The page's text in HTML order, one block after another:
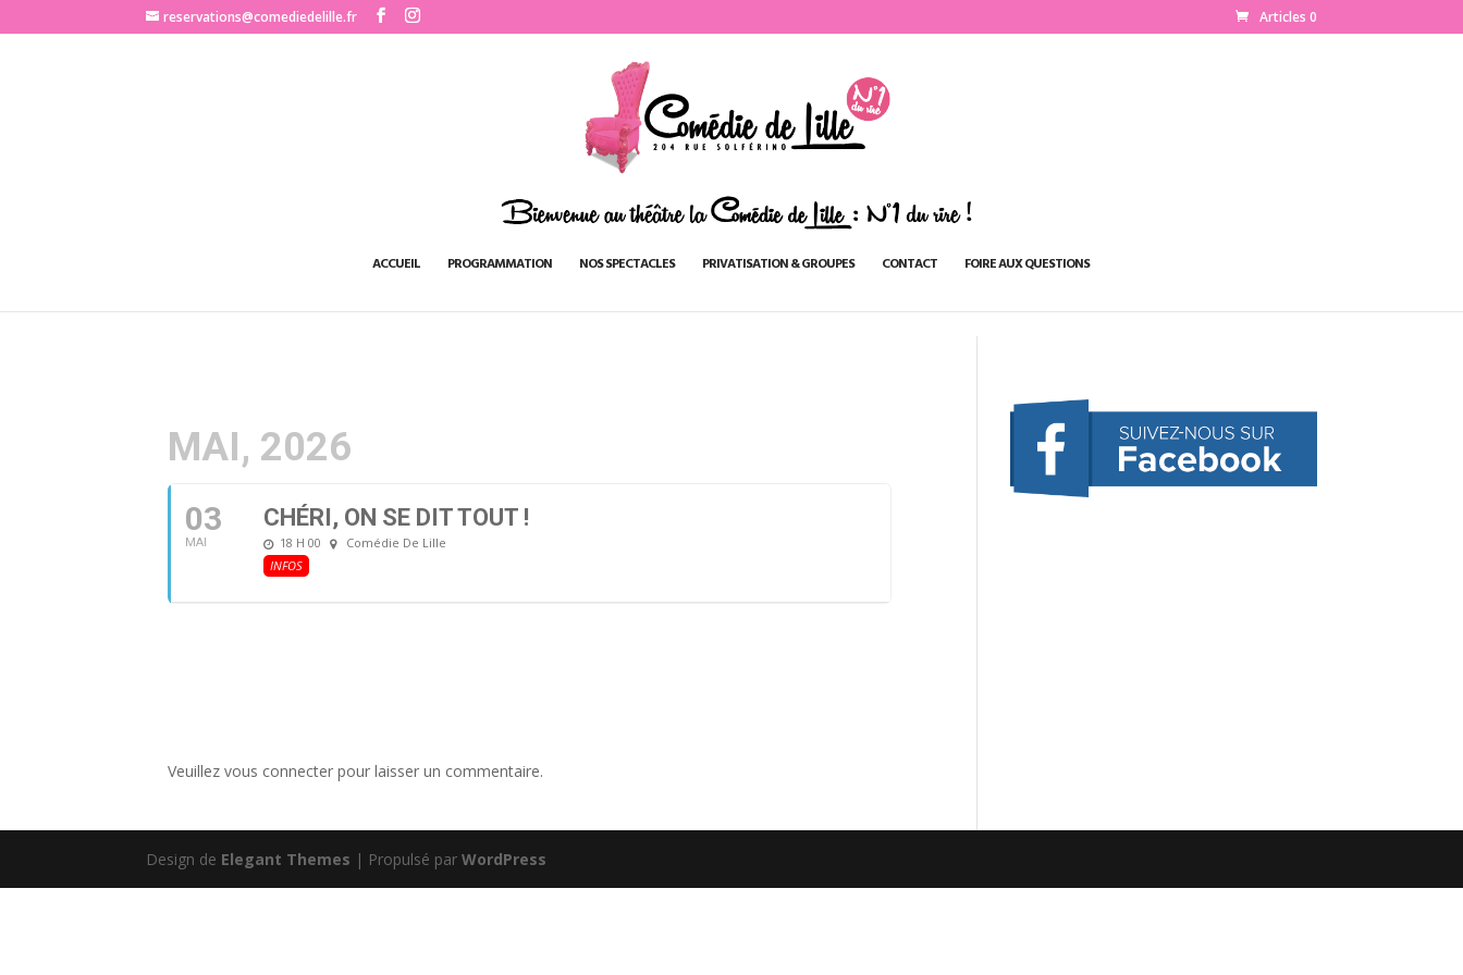
http://www.comediedelille.frreservations@comediedelille.fr Articles 0
ACCUEIL PROGRAMMATION NOS SPECTACLES PRIVATISATION & GROUPES CONTACT FOIRE AUX QUESTIONS
MAI, 2026
03
MAI
CHÉRI, ON SE DIT TOUT !
18 H 00
Comédie De Lille
INFOS
Veuillez vous connecter pour laisser un commentaire.
Design de Elegant Themes | Propulsé parWordPress